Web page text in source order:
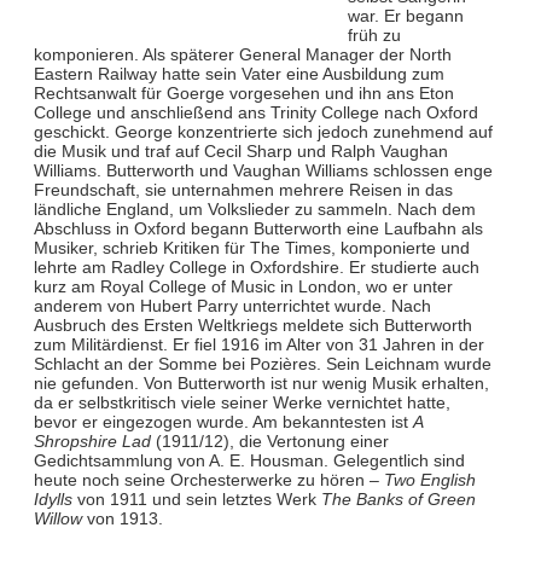
war. Er begann
früh zu
komponieren. Als späterer General Manager der North
Eastern Railway hatte sein Vater eine Ausbildung zum
Rechtsanwalt für Goerge vorgesehen und ihn ans Eton
College und anschließend ans Trinity College nach Oxford
geschickt. George konzentrierte sich jedoch zunehmend auf
die Musik und traf auf Cecil Sharp und Ralph Vaughan
Williams. Butterworth und Vaughan Williams schlossen enge
Freundschaft, sie unternahmen mehrere Reisen in das
ländliche England, um Volkslieder zu sammeln. Nach dem
Abschluss in Oxford begann Butterworth eine Laufbahn als
Musiker, schrieb Kritiken für The Times, komponierte und
lehrte am Radley College in Oxfordshire. Er studierte auch
kurz am Royal College of Music in London, wo er unter
anderem von Hubert Parry unterrichtet wurde. Nach
Ausbruch des Ersten Weltkriegs meldete sich Butterworth
zum Militärdienst. Er fiel 1916 im Alter von 31 Jahren in der
Schlacht an der Somme bei Pozières. Sein Leichnam wurde
nie gefunden. Von Butterworth ist nur wenig Musik erhalten,
da er selbstkritisch viele seiner Werke vernichtet hatte,
bevor er eingezogen wurde. Am bekanntesten ist A
Shropshire Lad(1911/12), die Vertonung einer
Gedichtsammlung von A. E. Housman. Gelegentlich sind
heute noch seine Orchesterwerke zu hören – Two English
Idyllsvon 1911 und sein letztes Werk The Banks of Green
Willowvon 1913.